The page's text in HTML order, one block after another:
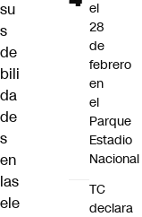
su
s
de
bili
da
de
s
en
las
ele
el
28
de
febrero
en
el
Parque
Estadio
Nacional
TC
declara